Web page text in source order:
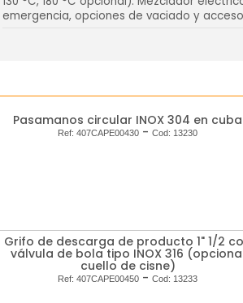
emergencia, opciones de vaciado y
Pasamanos circular INOX 304 en cuba
Ref: 407CAPE00430 - Cod: 13230
Grifo de descarga de producto 1" 1/2
válvula de bola tipo INOX 316
cuello de cisne)
Ref: 407CAPE00450 - Cod: 13233